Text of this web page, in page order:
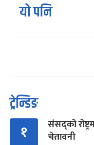
यो पनि
ट्रेन्डिङ
१
संसद्को
चेतावनी